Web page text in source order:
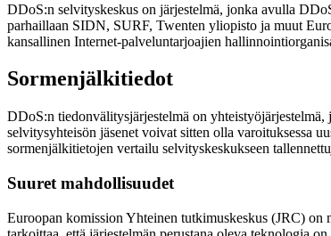
DDoS:n selvityskeskus on järjestelmä, jonka avulla
parhaillaan SIDN, SURF, Twenten yliopisto ja muut
kansallinen Internet-palveluntarjoajien
Sormenjälkitiedot
DDoS:n tiedonvälitysjärjestelmä on
selvitysyhteisön jäsenet voivat sitten olla varoituksessa
sormenjälkitietojen vertailu selvityskeskukseen
Suuret mahdollisuudet
Euroopan komission Yhteinen tutkimuskeskus (JRC)